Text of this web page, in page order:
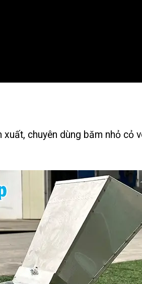
chuyên dùng băm nhỏ cỏ